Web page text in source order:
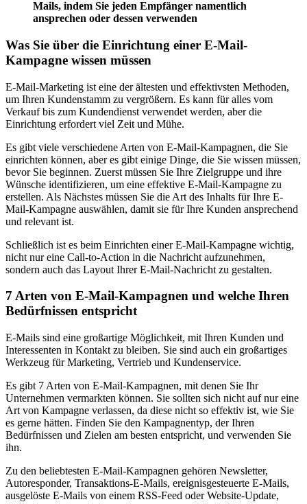
Mails, indem Sie jeden Empfänger namentlich
ansprechen oder dessen verwenden
Was Sie über die Einrichtung einer E-Mail-
Kampagne wissen müssen
E-Mail-Marketing ist eine der ältesten und effektivsten Methoden,
um Ihren Kundenstamm zu vergrößern. Es kann für alles vom
Verkauf bis zum Kundendienst verwendet werden, aber die
Einrichtung erfordert viel Zeit und Mühe.
Es gibt viele verschiedene Arten von E-Mail-Kampagnen, die Sie
einrichten können, aber es gibt einige Dinge, die Sie wissen müssen,
bevor Sie beginnen. Zuerst müssen Sie Ihre Zielgruppe und ihre
Wünsche identifizieren, um eine effektive E-Mail-Kampagne zu
erstellen. Als Nächstes müssen Sie die Art des Inhalts für Ihre E-
Mail-Kampagne auswählen, damit sie für Ihre Kunden ansprechend
und relevant ist.
Schließlich ist es beim Einrichten einer E-Mail-Kampagne wichtig,
nicht nur eine Call-to-Action in die Nachricht aufzunehmen,
sondern auch das Layout Ihrer E-Mail-Nachricht zu gestalten.
7 Arten von E-Mail-Kampagnen und welche Ihren
Bedürfnissen entspricht
E-Mails sind eine großartige Möglichkeit, mit Ihren Kunden und
Interessenten in Kontakt zu bleiben. Sie sind auch ein großartiges
Werkzeug für Marketing, Vertrieb und Kundenservice.
Es gibt 7 Arten von E-Mail-Kampagnen, mit denen Sie Ihr
Unternehmen vermarkten können. Sie sollten sich nicht auf nur eine
Art von Kampagne verlassen, da diese nicht so effektiv ist, wie Sie
es gerne hätten. Finden Sie den Kampagnentyp, der Ihren
Bedürfnissen und Zielen am besten entspricht, und verwenden Sie
ihn.
Zu den beliebtesten E-Mail-Kampagnen gehören Newsletter,
Autoresponder, Transaktions-E-Mails, ereignisgesteuerte E-Mails,
ausgelöste E-Mails von einem RSS-Feed oder Website-Update,